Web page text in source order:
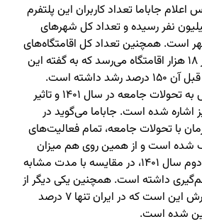
جاباما تعداد کاربران این پلتفرم
۱۴۰۱ به ۲.۳ میلیون نفر رسیده و تعداد کل شهر‌های
در جاباما ۳۶۱ شهر است. همچنین تعداد کل اقامتگاه‌های
فعال آن نیز به بیش از ۱۸ هزار اقامتگاه می‌رسد که به گفته این
پلتفرم نسبت به سال قبل آن ۱۵۰ درصد رشد داشته است.
همچنین در این گزارش به تحولات جامعه در سال ۱۴۰۱ و تاثیر
اشاره شده است. جاباما می‌‌گوید در
با تحولات جامعه، تمام فعالیت‌های
شده است و از همین روی هم میزان
فروش جاباما در نیمه دوم سال ۱۴۰۱، در مقایسه با مدت مشابه
چشم‌گیری داشته است. همچنین یکی دیگر از
آمارهای جالب این گزارش این است که در ایران تنها ۷ درصد
شده است.